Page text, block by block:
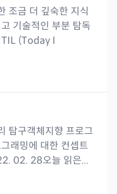
조금 더 깊숙한 지식
기술적인 부분 탐독
TIL (Today I
탐구객체지향 프로그
래밍에 대한 컨셉트
02. 28오늘 읽은...